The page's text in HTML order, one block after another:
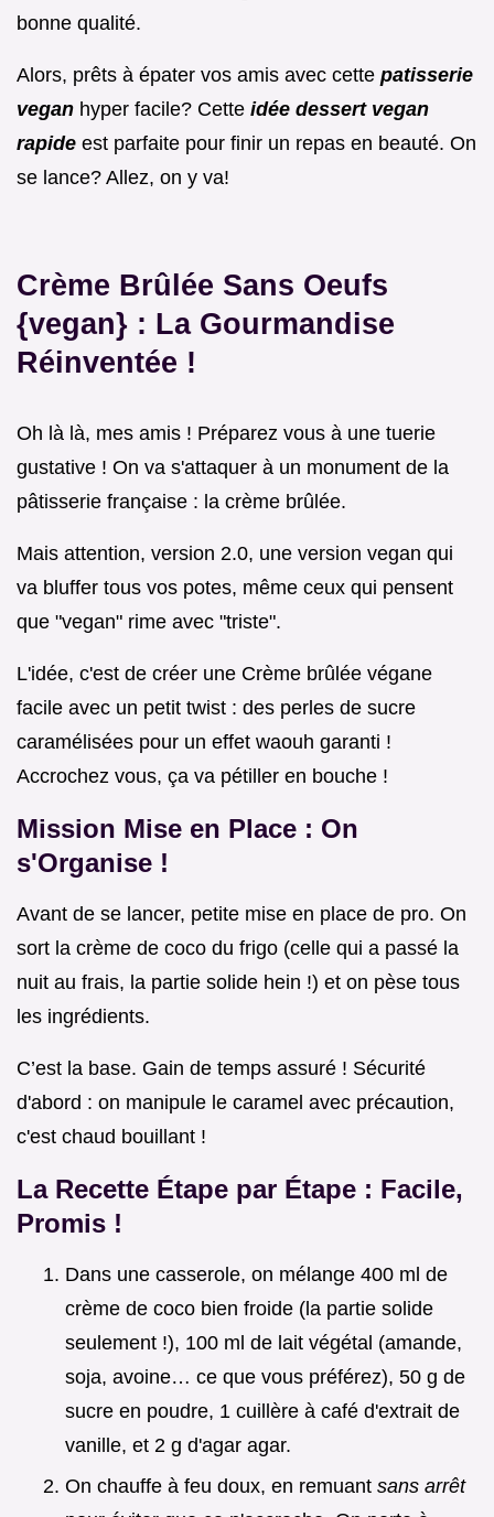
bonne qualité.
Alors, prêts à épater vos amis avec cette patisserie
vegan hyper facile? Cette idée dessert vegan
rapide est parfaite pour finir un repas en beauté. On
se lance? Allez, on y va!
Crème Brûlée Sans Oeufs
{vegan} : La Gourmandise
Réinventée !
Oh là là, mes amis ! Préparez vous à une tuerie
gustative ! On va s'attaquer à un monument de la
pâtisserie française : la crème brûlée.
Mais attention, version 2.0, une version vegan qui
va bluffer tous vos potes, même ceux qui pensent
que "vegan" rime avec "triste".
L'idée, c'est de créer une Crème brûlée végane
facile avec un petit twist : des perles de sucre
caramélisées pour un effet waouh garanti !
Accrochez vous, ça va pétiller en bouche !
Mission Mise en Place : On
s'Organise !
Avant de se lancer, petite mise en place de pro. On
sort la crème de coco du frigo (celle qui a passé la
nuit au frais, la partie solide hein !) et on pèse tous
les ingrédients.
C’est la base. Gain de temps assuré ! Sécurité
d'abord : on manipule le caramel avec précaution,
c'est chaud bouillant !
La Recette Étape par Étape : Facile,
Promis !
Dans une casserole, on mélange 400 ml de
crème de coco bien froide (la partie solide
seulement !), 100 ml de lait végétal (amande,
soja, avoine… ce que vous préférez), 50 g de
sucre en poudre, 1 cuillère à café d'extrait de
vanille, et 2 g d'agar agar.
On chauffe à feu doux, en remuant sans arrêt